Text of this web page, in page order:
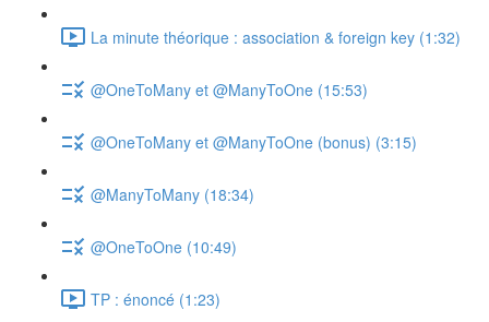
La minute théorique : association & foreign key (1:32)
@OneToMany et @ManyToOne (15:53)
@OneToMany et @ManyToOne (bonus) (3:15)
@ManyToMany (18:34)
@OneToOne (10:49)
TP : énoncé (1:23)